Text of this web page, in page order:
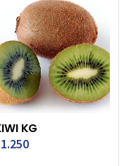
KG